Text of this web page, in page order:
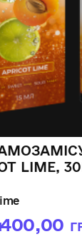
LIME,
400,00